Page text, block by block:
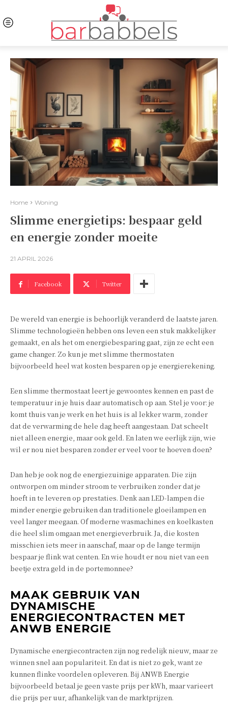
Home Woning
Slimme energietips: bespaar geld
en energie zonder moeite
21 APRIL 2026
Facebook Twitter
De wereld van energie is behoorlijk veranderd de laatste jaren.
Slimme technologieën hebben ons leven een stuk makkelijker
gemaakt, en als het om energiebesparing gaat, zijn ze echt een
game changer. Zo kun je met slimme thermostaten
bijvoorbeeld heel wat kosten besparen op je energierekening.
Een slimme thermostaat leert je gewoontes kennen en past de
temperatuur in je huis daar automatisch op aan. Stel je voor: je
komt thuis van je werk en het huis is al lekker warm, zonder
dat de verwarming de hele dag heeft aangestaan. Dat scheelt
niet alleen energie, maar ook geld. En laten we eerlijk zijn, wie
wil er nou niet besparen zonder er veel voor te hoeven doen?
Dan heb je ook nog de energiezuinige apparaten. Die zijn
ontworpen om minder stroom te verbruiken zonder dat je
hoeft in te leveren op prestaties. Denk aan LED-lampen die
minder energie gebruiken dan traditionele gloeilampen en
veel langer meegaan. Of moderne wasmachines en koelkasten
die heel slim omgaan met energieverbruik. Ja, die kosten
misschien iets meer in aanschaf, maar op de lange termijn
bespaar je flink wat centen. En wie houdt er nou niet van een
beetje extra geld in de portemonnee?
MAAK GEBRUIK VAN
DYNAMISCHE
ENERGIECONTRACTEN MET
ANWB ENERGIE
Dynamische energiecontracten zijn nog redelijk nieuw, maar ze
winnen snel aan populariteit. En dat is niet zo gek, want ze
kunnen flinke voordelen opleveren. Bij ANWB Energie
bijvoorbeeld betaal je geen vaste prijs per kWh, maar varieert
die prijs per uur, afhankelijk van de marktprijzen.